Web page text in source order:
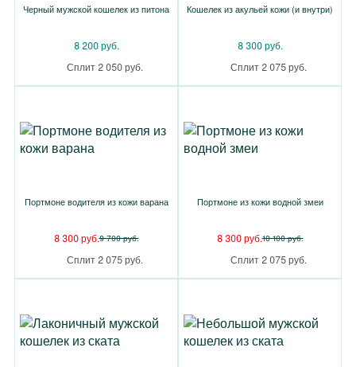
Черный мужской кошелек из питона
8 200 руб.
Сплит 2 050 руб.
Кошелек из акульей кожи (и внутри)
8 300 руб.
Сплит 2 075 руб.
Портмоне водителя из кожи варана
8 300 руб.9 700 руб.
Сплит 2 075 руб.
Портмоне из кожи водной змеи
8 300 руб.10 100 руб.
Сплит 2 075 руб.